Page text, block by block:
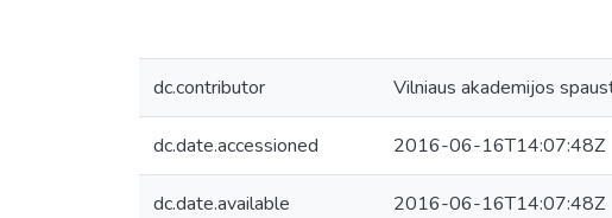
dc.contributor Vilniaus akademijos
dc.date.accessioned 2016-06-16T14:07:48Z
dc.date.available 2016-06-16T14:07:48Z